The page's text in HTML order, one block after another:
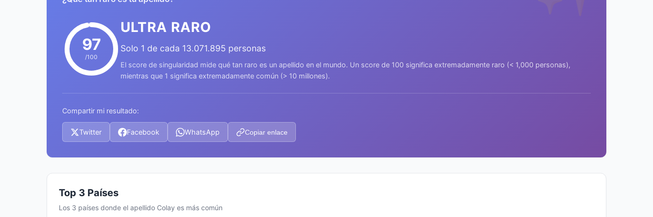
97
/100
ULTRA RARO
Solo 1 de cada 13.071.895 personas
El score de singularidad mide qué tan raro es un apellido en el mundo. Un score de 100 significa extremadamente raro (< 1,000 personas),
mientras que 1 significa extremadamente común (> 10 millones).
Compartir mi resultado:
Twitter Facebook WhatsApp Copiar enlace
Top 3 Países
Los 3 países donde el apellido Colay es más común